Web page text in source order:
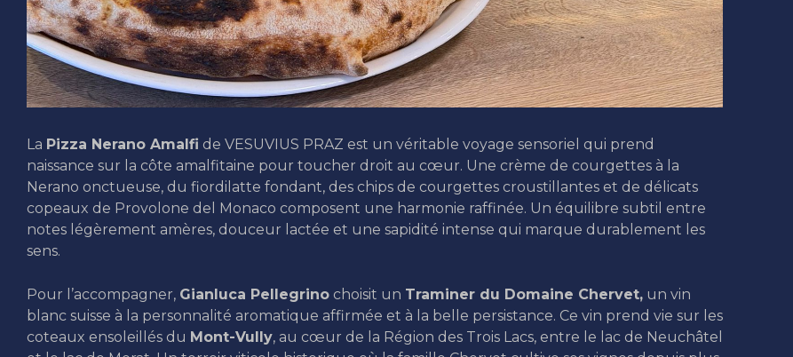
La Pizza Nerano Amalfi de VESUVIUS PRAZ est un véritable voyage sensoriel qui prend
naissance sur la côte amalfitaine pour toucher droit au cœur. Une crème de courgettes à la
Nerano onctueuse, du fiordilatte fondant, des chips de courgettes croustillantes et de délicats
copeaux de Provolone del Monaco composent une harmonie raffinée. Un équilibre subtil entre
notes légèrement amères, douceur lactée et une sapidité intense qui marque durablement les
sens.
Pour l’accompagner, Gianluca Pellegrino choisit un Traminer du Domaine Chervet, un vin
blanc suisse à la personnalité aromatique affirmée et à la belle persistance. Ce vin prend vie sur les
coteaux ensoleillés du Mont-Vully, au cœur de la Région des Trois Lacs, entre le lac de Neuchâtel